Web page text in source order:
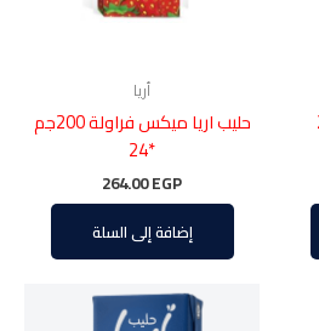
أريا
حليب اريا ميكس فراولة 200جم
*24
264.00EGP
إضافة إلى السلة